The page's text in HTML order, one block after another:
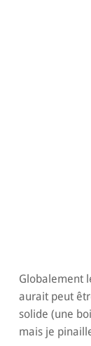
Globalement
aurait peut
solide (une
mais je